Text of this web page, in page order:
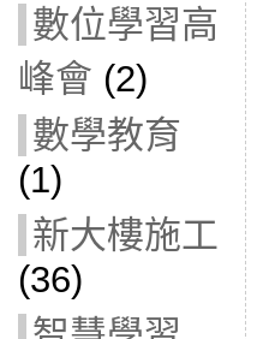
數位學習高
峰會 (2)
數學教育
(1)
新大樓施工
(36)